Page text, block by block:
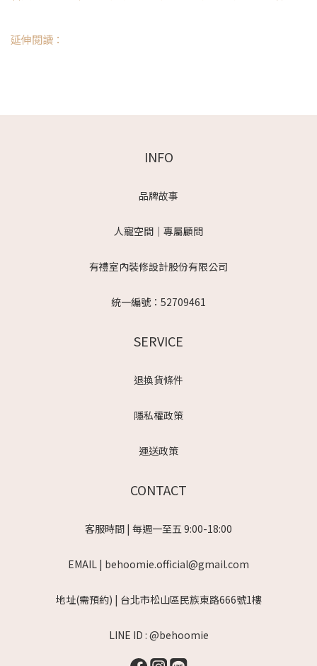
延伸閱讀：
INFO
品牌故事
人寵空間｜專屬顧問
有禮室內裝修設計股份有限公司
統一編號：52709461
SERVICE
退換貨條件
隱私權政策
運送政策
CONTACT
客服時間 | 每週一至五 9:00-18:00
EMAIL | behoomie.official@gmail.com
地址(需預約) | 台北市松山區民族東路666號1樓
LINE ID : @behoomie